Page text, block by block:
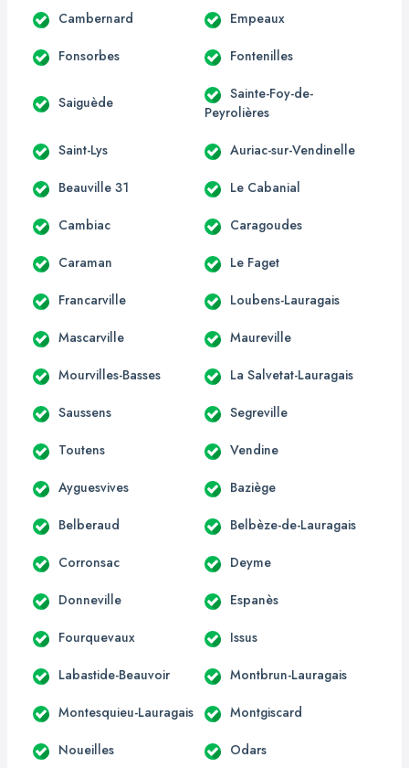
Cambernard Empeaux
Fonsorbes Fontenilles
Saiguède
Sainte-Foy-de-
Peyrolières
Saint-Lys Auriac-sur-Vendinelle
Beauville 31 Le Cabanial
Cambiac Caragoudes
Caraman Le Faget
Francarville Loubens-Lauragais
Mascarville Maureville
Mourvilles-Basses La Salvetat-Lauragais
Saussens Segreville
Toutens Vendine
Ayguesvives Baziège
Belberaud Belbèze-de-Lauragais
Corronsac Deyme
Donneville Espanès
Fourquevaux Issus
Labastide-Beauvoir Montbrun-Lauragais
Montesquieu-Lauragais Montgiscard
Noueilles Odars